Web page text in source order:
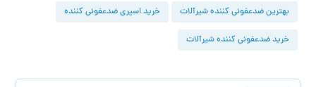
بهترین ضدعفونی کننده شیرآلات خرید اسپری ضدعفونی کننده
خرید ضدعفونی کننده شیرآلات